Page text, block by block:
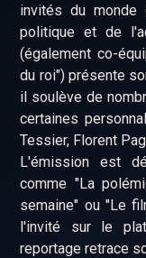
invités du monde
politique et de
(également co-
du roi") présente
il soulève de
certaines
Tessier, Florent
L'émission est
comme "La
semaine" ou "Le
l'invité sur le
reportage retrace